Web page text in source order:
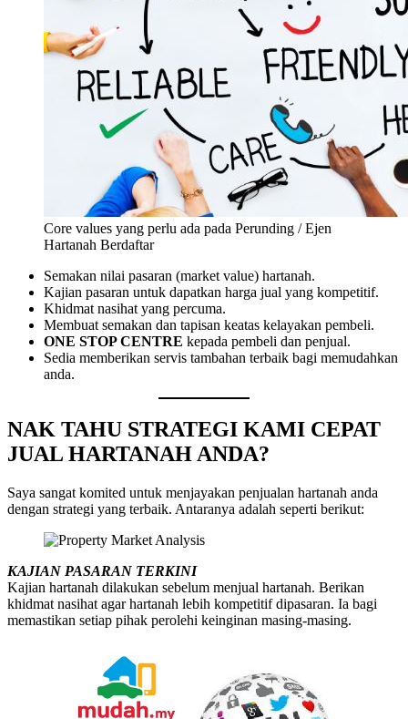
Core values yang perlu ada pada Perunding / Ejen
Hartanah Berdaftar
Semakan nilai pasaran (market value) hartanah.
Kajian pasaran untuk dapatkan harga jual yang kompetitif.
Khidmat nasihat yang percuma.
Membuat semakan dan tapisan keatas kelayakan pembeli.
ONE STOP CENTRE kepada pembeli dan penjual.
Sedia memberikan servis tambahan terbaik bagi memudahkan
anda.
NAK TAHU STRATEGI KAMI CEPAT
JUAL HARTANAH ANDA?
Saya sangat komited untuk menjayakan penjualan hartanah anda
dengan strategi yang terbaik. Antaranya adalah seperti berikut:
KAJIAN PASARAN TERKINI
Kajian hartanah dilakukan sebelum menjual hartanah. Berikan
khidmat nasihat agar hartanah lebih kompetitif dipasaran. Ia bagi
memastikan setiap pihak perolehi keinginan masing-masing.